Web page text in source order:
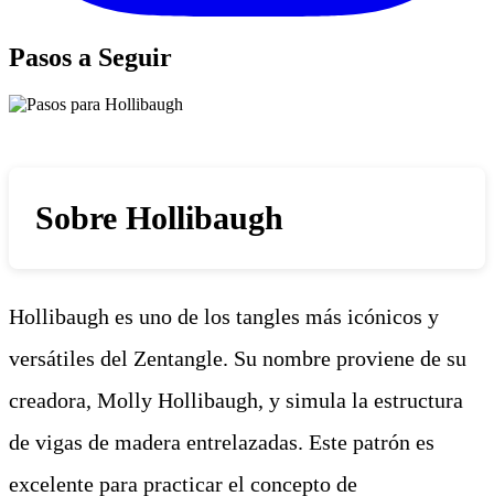
Pasos a Seguir
Sobre Hollibaugh
Hollibaugh es uno de los tangles más icónicos y
versátiles del Zentangle. Su nombre proviene de su
creadora, Molly Hollibaugh, y simula la estructura
de vigas de madera entrelazadas. Este patrón es
excelente para practicar el concepto de